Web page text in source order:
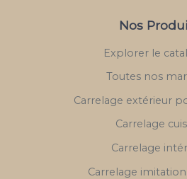
Nos
Explorer le
Toutes nos
Carrelage extérieur
Carrelage
Carrelage
Carrelage